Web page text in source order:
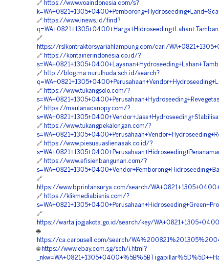
🔗 https://www.voaindonesia.com/s?
🔗 https://www.inews.id/find?
🔗
https://rslkontraktorsyariahlampung.com/cari/
🔗 https://kontainerindonesia.co.id/?
🔗 http://blog.ma-nurulhuda.sch.id/search?
🔗 https://www.tukangsolo.com/?
🔗 https://maulanacanopy.com/?
🔗 https://www.tukangpekalongan.com/?
🔗 https://www.piesusuaslienaaak.co.id/?
🔗 https://www.efisienbangunan.com/?
🔗
https://www.bprintansurya.com/search/
🔗 https://klikmediabisnis.com/?
🔗
https://warta.jogjakota.go.id/search/key/
🌐
https://ca.carousell.com/search/
🌐 https://www.ebay.com.sg/sch/i.html?